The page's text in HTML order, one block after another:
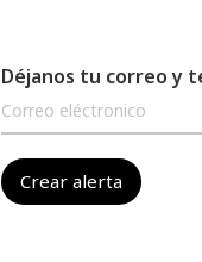
Déjanos tu correo y